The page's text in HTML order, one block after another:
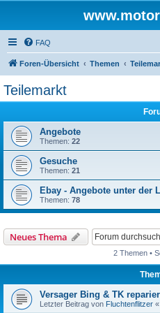
FAQ
Foren-Übersicht Themen
Teilemarkt
Angebote
Themen: 22
Gesuche
Themen: 21
Ebay - Angebote unter der
Themen: 78
Neues Thema
2 Themen •
Versager Bing & TK
Letzter Beitrag von Fluchtenflitzer «